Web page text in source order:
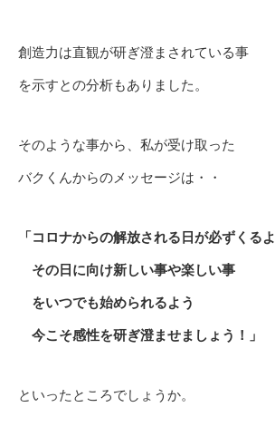
創造力は直観が研ぎ澄まされている事
を示すとの分析もありました。
そのような事から、私が受け取った
バクくんからのメッセージは・・
「コロナからの解放される日が必ずくるよ
その日に向け新しい事や楽しい事
をいつでも始められるよう
今こそ感性を研ぎ澄ませましょう！」
といったところでしょうか。